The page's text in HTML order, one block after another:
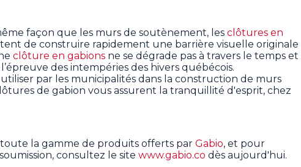
façon que les murs de soutènement, les clôtures en
de construire rapidement une barrière visuelle originale
clôture en gabions ne se dégrade pas à travers le temps et
des intempéries des hivers québécois.
par les municipalités dans la construction de murs
de gabion vous assurent la tranquillité d'esprit, chez
la gamme de produits offerts par Gabio, et pour
consultez le site www.gabio.co dès aujourd'hui.